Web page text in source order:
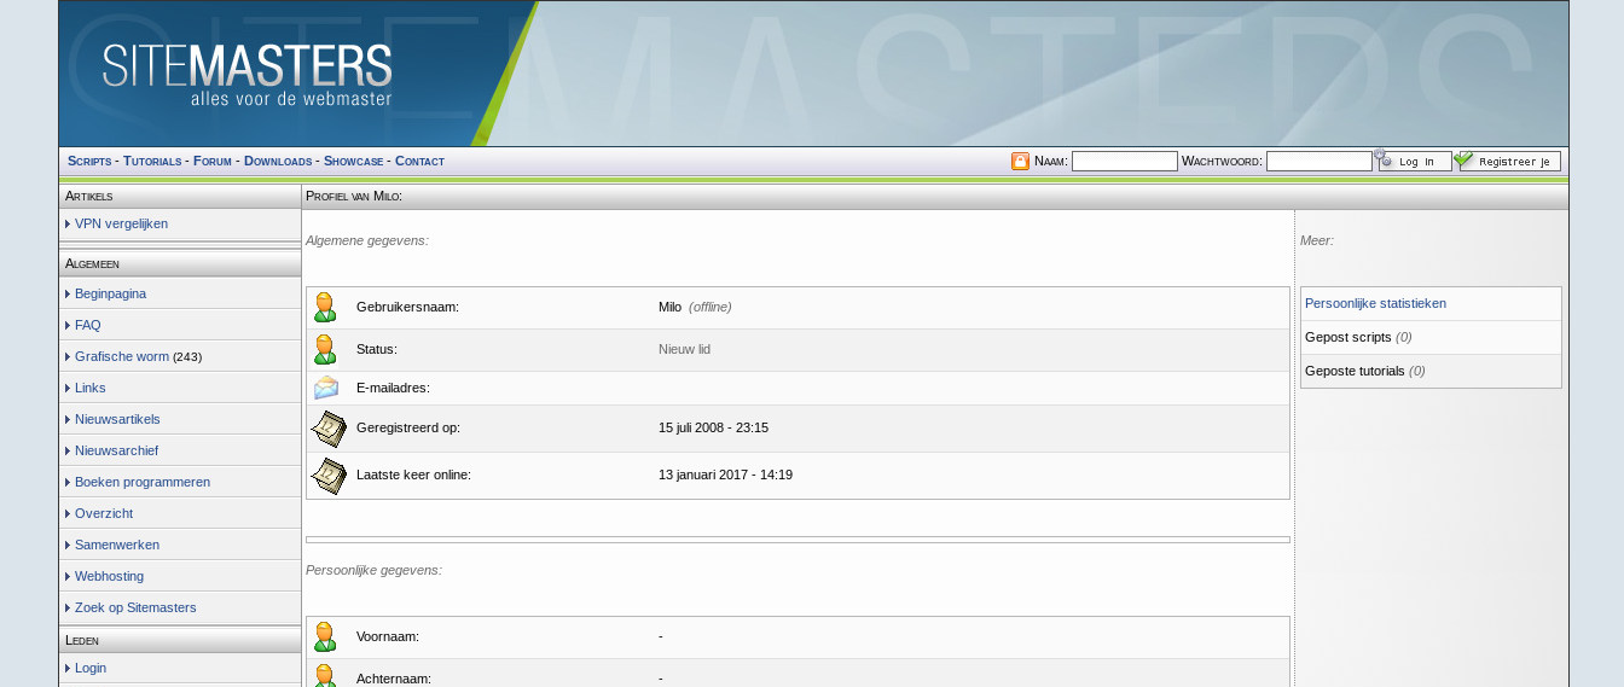
Scripts- Tutorials- Forum- Downloads- Showcase- Contact Naam: Wachtwoord:
Artikels
VPN vergelijken
Algemeen
Beginpagina
FAQ
Grafische worm (243)
Links
Nieuwsartikels
Nieuwsarchief
Boeken programmeren
Overzicht
Samenwerken
Webhosting
Zoek op Sitemasters
Leden
Login
Profiel van Milo:
Algemene gegevens:
Gebruikersnaam: Milo (offline)
Status: Nieuw lid
E-mailadres:
Geregistreerd op: 15 juli 2008 - 23:15
Laatste keer online: 13 januari 2017 - 14:19
Persoonlijke gegevens:
Voornaam: -
Achternaam: -
Meer:
Persoonlijke statistieken
Gepost scripts (0)
Geposte tutorials (0)